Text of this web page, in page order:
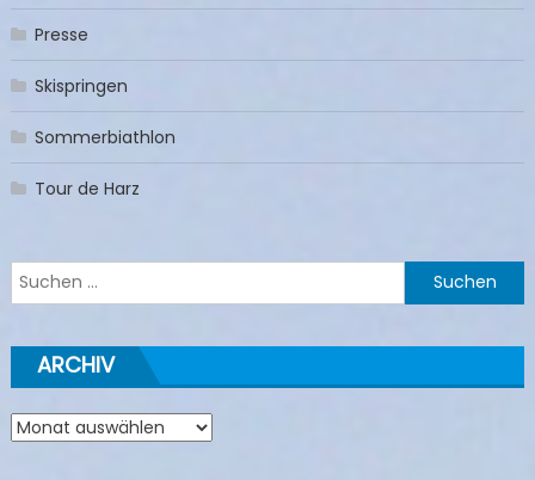
Presse
Skispringen
Sommerbiathlon
Tour de Harz
Suchen
nach:
ARCHIV
Archiv